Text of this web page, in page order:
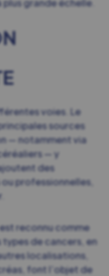
grande échelle.
voies. Le
sources
— notamment via
— y
des
professionnelles,
reconnu comme
de cancers, en
localisations,
font l’objet de